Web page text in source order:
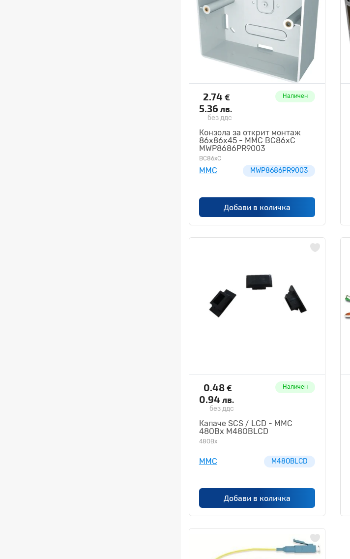
2.74 €
5.36 лв.
без ддс
Наличен
Конзола за открит монтаж
86х86х45 - MMC BC86xC
MWP8686PR9003
BC86xC
MMC MWP8686PR9003
Добави в количка
0.48 €
0.94 лв.
без ддс
Наличен
Капаче SCS / LCD - MMC
48OBx M48OBLCD
48OBx
MMC M48OBLCD
Добави в количка